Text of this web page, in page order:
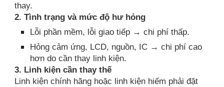
thay.
2. Tình trạng và mức độ hư hỏng
Lỗi phần mềm, lỗi giao tiếp → chi phí thấp.
Hỏng cảm ứng, LCD, nguồn, IC → chi phí cao
hơn do cần thay linh kiện.
3. Linh kiện cần thay thế
Linh kiện chính hãng hoặc linh kiện hiếm phải đặt